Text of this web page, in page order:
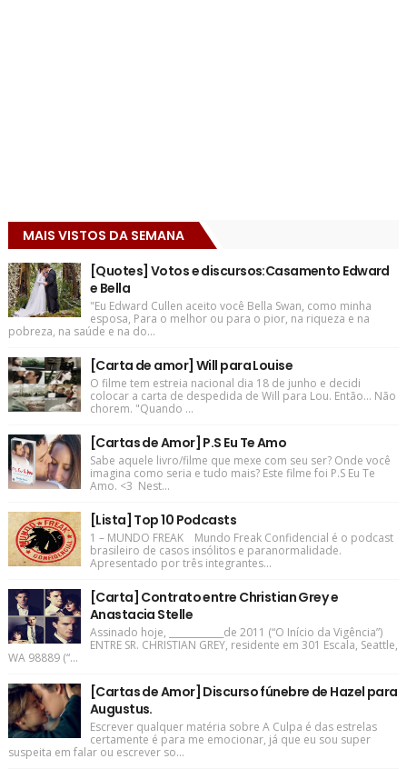
MAIS VISTOS DA SEMANA
[Quotes] Votos e discursos:Casamento Edward
e Bella
"Eu Edward Cullen aceito você Bella Swan, como minha
esposa, Para o melhor ou para o pior, na riqueza e na
pobreza, na saúde e na do...
[Carta de amor] Will para Louise
O filme tem estreia nacional dia 18 de junho e decidi
colocar a carta de despedida de Will para Lou. Então... Não
chorem. "Quando ...
[Cartas de Amor] P.S Eu Te Amo
Sabe aquele livro/filme que mexe com seu ser? Onde você
imagina como seria e tudo mais? Este filme foi P.S Eu Te
Amo. <3 Nest...
[Lista] Top 10 Podcasts
1 – MUNDO FREAK Mundo Freak Confidencial é o podcast
brasileiro de casos insólitos e paranormalidade.
Apresentado por três integrantes...
[Carta] Contrato entre Christian Grey e
Anastacia Stelle
Assinado hoje, ____________de 2011 (“O Início da Vigência”)
ENTRE SR. CHRISTIAN GREY, residente em 301 Escala, Seattle,
WA 98889 (“...
[Cartas de Amor] Discurso fúnebre de Hazel para
Augustus.
Escrever qualquer matéria sobre A Culpa é das estrelas
certamente é para me emocionar, já que eu sou super
suspeita em falar ou escrever so...